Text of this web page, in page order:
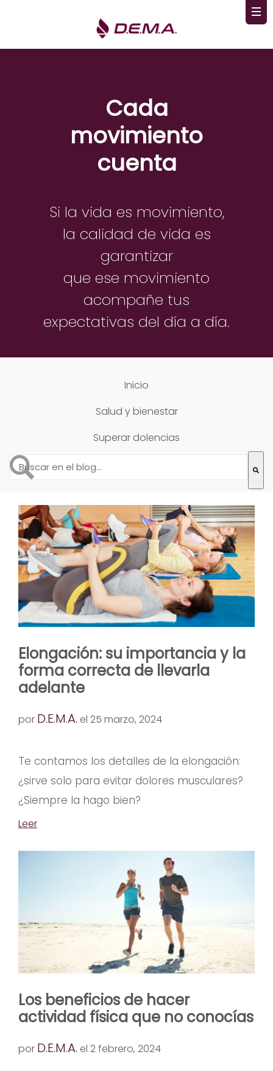
Cada
movimiento
cuenta
Si la vida es movimiento,
la calidad de vida es
garantizar
que ese movimiento
acompañe tus
expectativas del día a día.
Inicio
Salud y bienestar
Superar dolencias
Esto es un campo de búsqueda con una función de
Elongación: su importancia y la
forma correcta de llevarla
adelante
por D.E.M.A. el 25 marzo, 2024
Te contamos los detalles de la elongación:
¿sirve solo para evitar dolores musculares?
¿Siempre la hago bien?
Leer
Los beneficios de hacer
actividad física que no conocías
por D.E.M.A. el 2 febrero, 2024